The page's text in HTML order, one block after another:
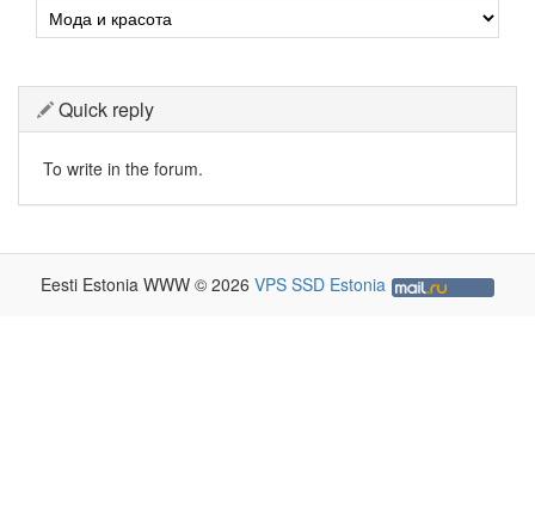
Quick reply
To write in the forum.
Eesti Estonia WWW © 2026 VPS SSD Estonia